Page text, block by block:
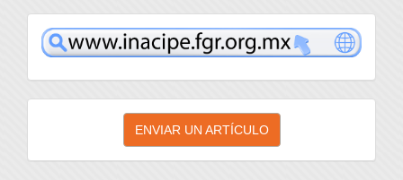
inacipe
Enviar
artículo
ENVIAR UN ARTÍCULO